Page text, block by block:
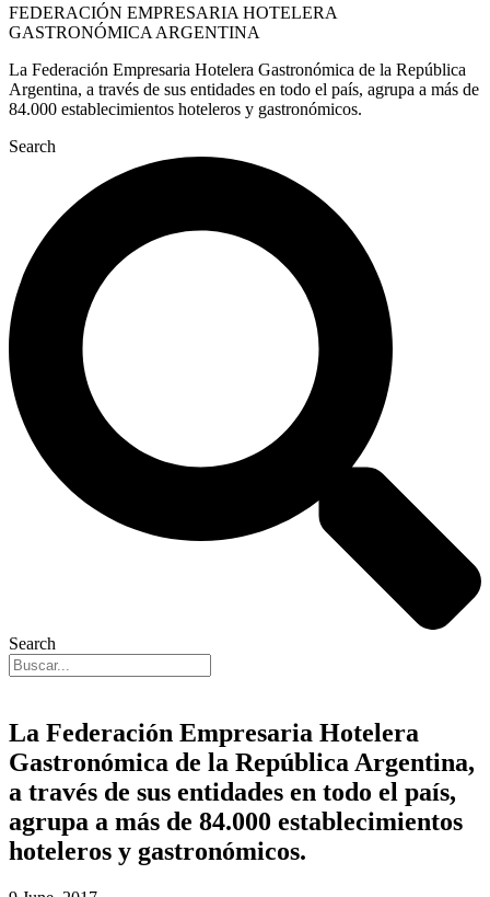
FEDERACIÓN EMPRESARIA HOTELERA
GASTRONÓMICA ARGENTINA
La Federación Empresaria Hotelera Gastronómica de la República
Argentina, a través de sus entidades en todo el país, agrupa a más de
84.000 establecimientos hoteleros y gastronómicos.
Search
Search
La Federación Empresaria Hotelera
Gastronómica de la República Argentina,
a través de sus entidades en todo el país,
agrupa a más de 84.000 establecimientos
hoteleros y gastronómicos.